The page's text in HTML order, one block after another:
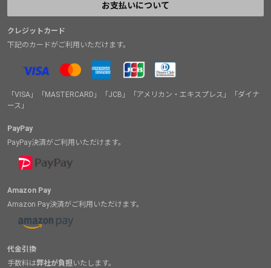
お支払いについて
クレジットカード
下記のカードがご利用いただけます。
「VISA」「MASTERCARD」「JCB」「アメリカン・エキスプレス」「ダイナ
ース」
PayPay
PayPay決済がご利用いただけます。
Amazon Pay
Amazon Pay決済がご利用いただけます。
代金引換
手数料は弊社が負担いたします。